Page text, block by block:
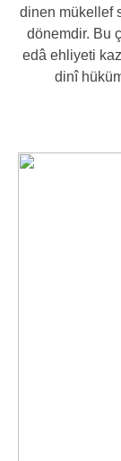
dinen mükellef
dönemdir. Bu
edâ ehliyeti
dinî